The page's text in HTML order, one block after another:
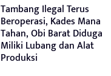
Tambang Ilegal Terus
Beroperasi, Kades Mana
Tahan, Obi Barat Diduga
Miliki Lubang dan Alat
Produksi